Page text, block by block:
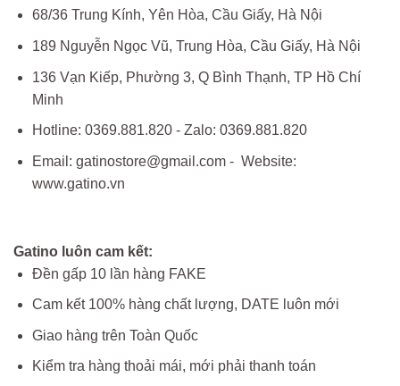
68/36 Trung Kính, Yên Hòa, Cầu Giấy, Hà Nội
189 Nguyễn Ngọc Vũ, Trung Hòa, Cầu Giấy, Hà Nội
136 Vạn Kiếp, Phường 3, Q Bình Thạnh, TP Hồ Chí
Minh
Hotline: 0369.881.820 - Zalo: 0369.881.820
Email: gatinostore@gmail.com - Website:
www.gatino.vn
Gatino luôn cam kết:
Đền gấp 10 lần hàng FAKE
Cam kết 100% hàng chất lượng, DATE luôn mới
Giao hàng trên Toàn Quốc
Kiểm tra hàng thoải mái, mới phải thanh toán